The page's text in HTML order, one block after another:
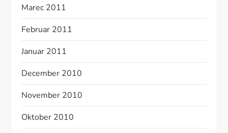
Marec 2011
Februar 2011
Januar 2011
December 2010
November 2010
Oktober 2010